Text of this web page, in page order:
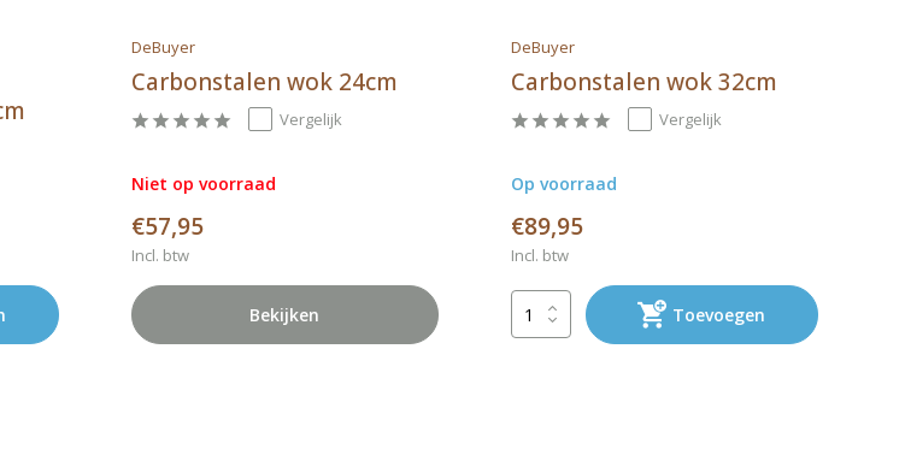
DeBuyer
Carbonstalen wok 24cm
Vergelijk
Niet op voorraad
€57,95
Incl. btw
Bekijken
DeBuyer
Carbonstalen wok 32cm
Vergelijk
Op voorraad
€89,95
Incl. btw
Toevoegen